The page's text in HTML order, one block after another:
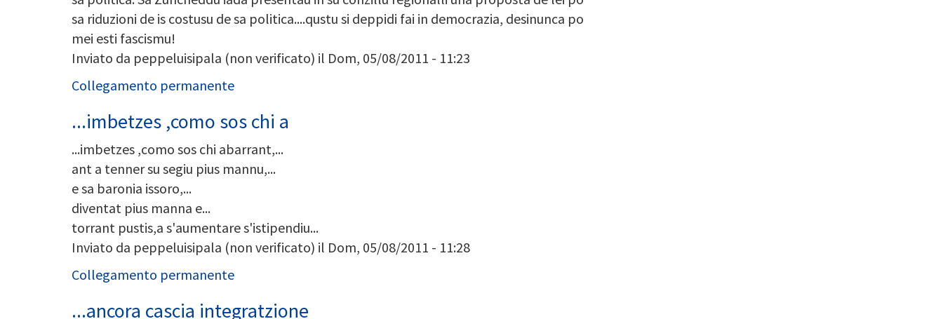
sa riduzioni de is costusu de sa politica....qustu si deppidi fai in democrazia, desinunca po
mei esti fascismu!
Inviato da peppeluisipala (non verificato) il Dom, 05/08/2011 - 11:23
Collegamento permanente
‎...imbetzes ,como sos chi a
‎...imbetzes ,como sos chi abarrant,...
ant a tenner su segiu pius mannu,...
e sa baronia issoro,...
diventat pius manna e...
torrant pustis,a s'aumentare s'istipendiu...
Inviato da peppeluisipala (non verificato) il Dom, 05/08/2011 - 11:28
Collegamento permanente
...ancora cascia integratzione